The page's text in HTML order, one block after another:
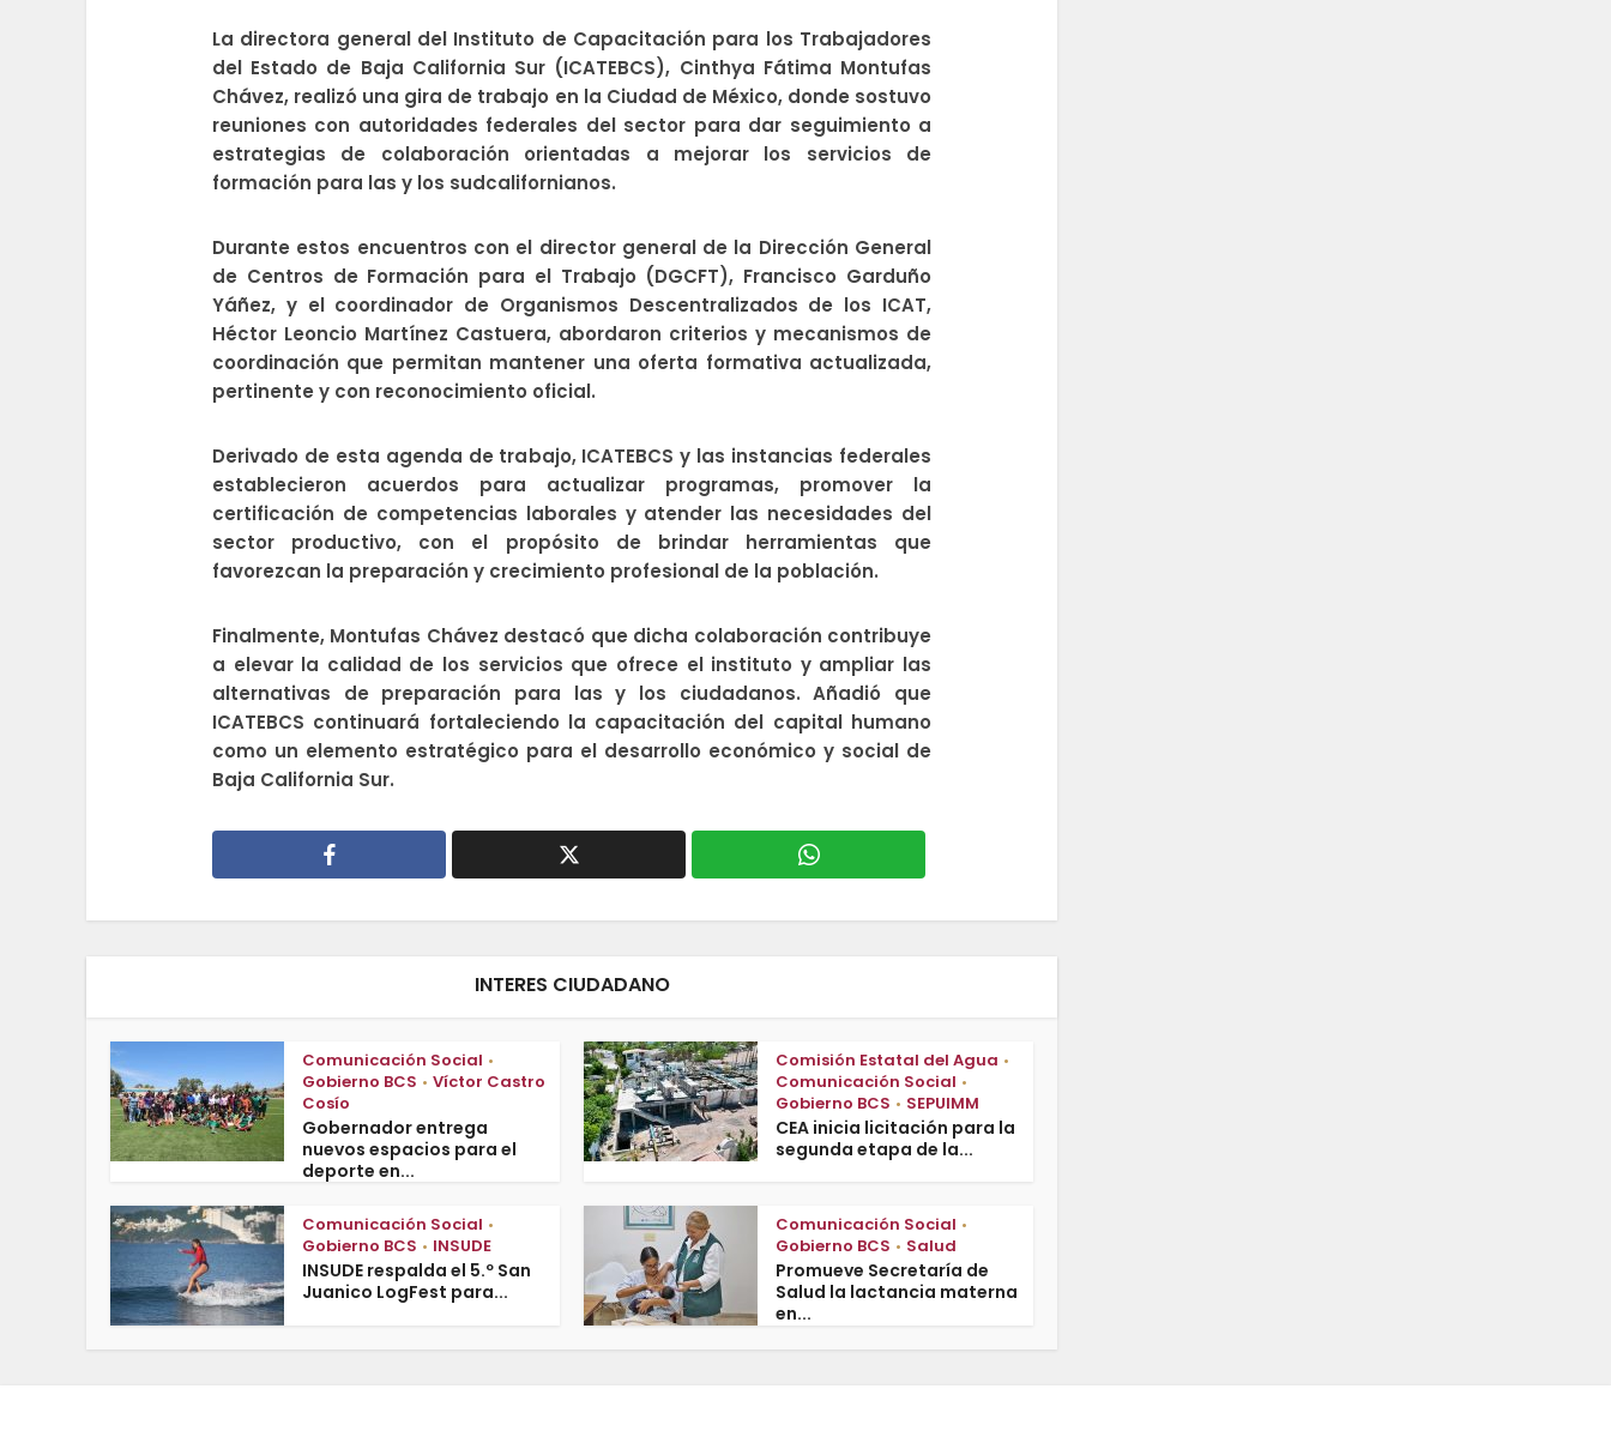
La directora general del Instituto de Capacitación para los Trabajadores
del Estado de Baja California Sur (ICATEBCS), Cinthya Fátima Montufas
Chávez, realizó una gira de trabajo en la Ciudad de México, donde sostuvo
reuniones con autoridades federales del sector para dar seguimiento a
estrategias de colaboración orientadas a mejorar los servicios de
formación para las y los sudcalifornianos.
Durante estos encuentros con el director general de la Dirección General
de Centros de Formación para el Trabajo (DGCFT), Francisco Garduño
Yáñez, y el coordinador de Organismos Descentralizados de los ICAT,
Héctor Leoncio Martínez Castuera, abordaron criterios y mecanismos de
coordinación que permitan mantener una oferta formativa actualizada,
pertinente y con reconocimiento oficial.
Derivado de esta agenda de trabajo, ICATEBCS y las instancias federales
establecieron acuerdos para actualizar programas, promover la
certificación de competencias laborales y atender las necesidades del
sector productivo, con el propósito de brindar herramientas que
favorezcan la preparación y crecimiento profesional de la población.
Finalmente, Montufas Chávez destacó que dicha colaboración contribuye
a elevar la calidad de los servicios que ofrece el instituto y ampliar las
alternativas de preparación para las y los ciudadanos. Añadió que
ICATEBCS continuará fortaleciendo la capacitación del capital humano
como un elemento estratégico para el desarrollo económico y social de
Baja California Sur.
INTERES CIUDADANO
Comunicación Social •
Gobierno BCS • Víctor Castro
Cosío
Gobernador entrega
nuevos espacios para el
deporte en...
Comisión Estatal del Agua •
Comunicación Social •
Gobierno BCS • SEPUIMM
CEA inicia licitación para la
segunda etapa de la...
Comunicación Social •
Gobierno BCS • INSUDE
INSUDE respalda el 5.º San
Juanico LogFest para...
Comunicación Social •
Gobierno BCS • Salud
Promueve Secretaría de
Salud la lactancia materna
en...